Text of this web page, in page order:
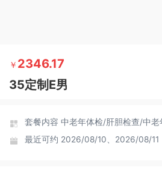
￥ 2346.17
35定制E男
套餐内容 中老年体检/肝胆检查/中
最近可约 2026/08/10、2026/08/11